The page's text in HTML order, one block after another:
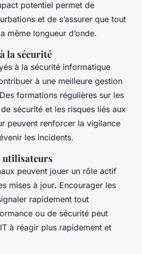
potentiel permet de
et de s’assurer que tout
même longueur d’onde.
la sécurité
à la sécurité informatique
à une meilleure gestion
formations régulières sur les
sécurité et les risques liés aux
peuvent renforcer la vigilance
les incidents.
utilisateurs
peuvent jouer un rôle actif
mises à jour. Encourager les
rapidement tout
ou de sécurité peut
à réagir plus rapidement et